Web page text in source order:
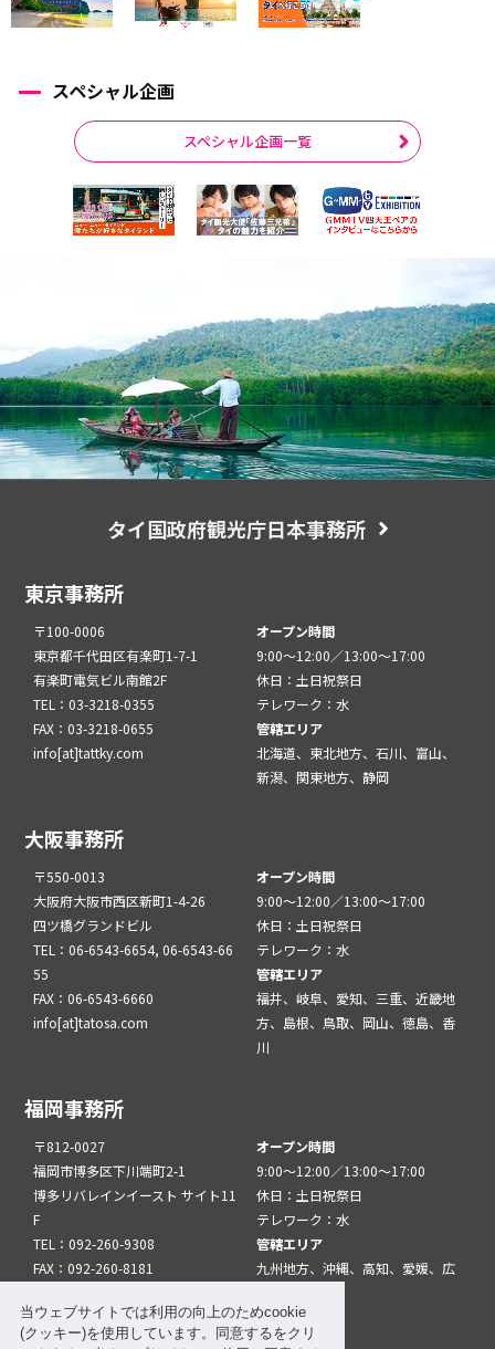
当ウェブサイトでは利用の向上のためcookie
(クッキー)を使用しています。同意するをクリ
スペシャル企画
スペシャル企画一覧
タイ国政府観光庁日本事務所
東京事務所
〒100-0006
東京都千代田区有楽町1-7-1
有楽町電気ビル南館2F
TEL：03-3218-0355
FAX：03-3218-0655
info[at]tattky.com
オープン時間
9:00～12:00／13:00～17:00
休日：土日祝祭日
テレワーク：水
管轄エリア
北海道、東北地方、石川、富山、
新潟、関東地方、静岡
大阪事務所
〒550-0013
大阪府大阪市西区新町1-4-26
四ツ橋グランドビル
TEL：06-6543-6654, 06-6543-66
55
FAX：06-6543-6660
info[at]tatosa.com
オープン時間
9:00～12:00／13:00～17:00
休日：土日祝祭日
テレワーク：水
管轄エリア
福井、岐阜、愛知、三重、近畿地
方、島根、鳥取、岡山、徳島、香
川
福岡事務所
〒812-0027
福岡市博多区下川端町2-1
博多リバレインイースト サイト11
F
TEL：092-260-9308
FAX：092-260-8181
オープン時間
9:00～12:00／13:00～17:00
休日：土日祝祭日
テレワーク：水
管轄エリア
九州地方、沖縄、高知、愛媛、広